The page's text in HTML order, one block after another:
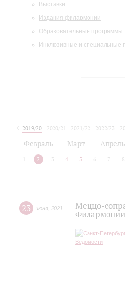
Выставки
Издания филармонии
Образовательные программы
Инклюзивные и специальные
2019/20 2020/21 2021/22 2022/23
Февраль Март Апрель
2 3 4 5 6 7 8
23 июня 2021
Меццо-
Филармонии